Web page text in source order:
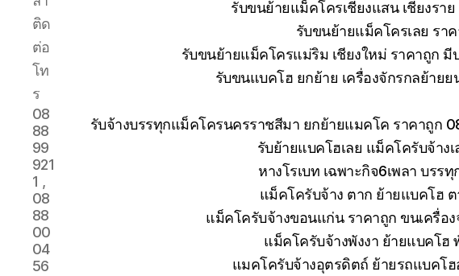
ติด
ต่อ
โท
ร
08
88
99
921
1 ,
08
88
00
04
56
รับขนย้ายแม็คโครเชียงแสน เชียงรา
รับขนย้ายแม็คโครเลย รา
รับขนย้ายแม็คโครแม่ริม เชียงใหม่ ราคาถูก มี
รับขนแบคโฮ ยกย้าย เครื่องจักรกลย้าย
รับจ้างบรรทุกแม็คโครนครราชสีมา ยกย้ายแมคโค ราคาถูก
รับย้ายแบคโฮเลย แม็คโครับจ้าง
หางโรเบท เฉพาะกิจ6เพลา บร
แม็คโครับจ้าง ตาก ย้ายแบคโฮ ต
แม็คโครับจ้างขอนแก่น ราคาถูก ขนเครื่อง
แม็คโครับจ้างพังงา ย้ายแบคโฮ
แมคโครับจ้างอุตรดิตถ์ ย้ายรถแบคโฮ